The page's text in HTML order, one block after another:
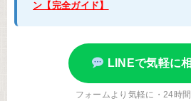
ン【完全ガイド】
LINEで気軽に
フォームより気軽に・24時